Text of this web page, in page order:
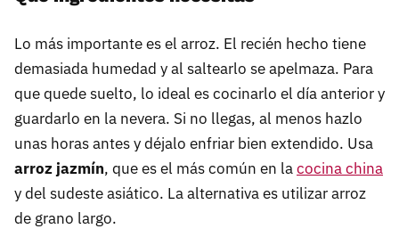
Lo más importante es el arroz. El recién hecho tiene
demasiada humedad y al saltearlo se apelmaza. Para
que quede suelto, lo ideal es cocinarlo el día anterior y
guardarlo en la nevera. Si no llegas, al menos hazlo
unas horas antes y déjalo enfriar bien extendido. Usa
arroz jazmín, que es el más común en lacocina china
y del sudeste asiático. La alternativa es utilizar arroz
de grano largo.